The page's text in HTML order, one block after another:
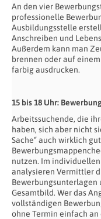
An den vier
professionelle
Ausbildungsstelle
Anschreiben und
Außerdem kann man
brennen oder auf
farbig ausdrucken.
15 bis 18 Uhr:
Arbeitssuchende, die
haben, sich aber nicht
Sache“ auch wirklich
nutzen. Im
analysieren Vermittler
Bewerbungsunterlagen
Gesamtbild. Wer das
vollständigen
ohne Termin einfach